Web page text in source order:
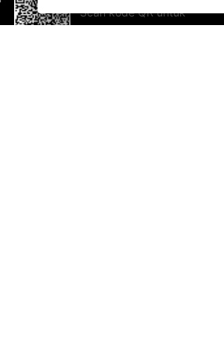
Scan kode QR untuk
mengunduh sekarang!